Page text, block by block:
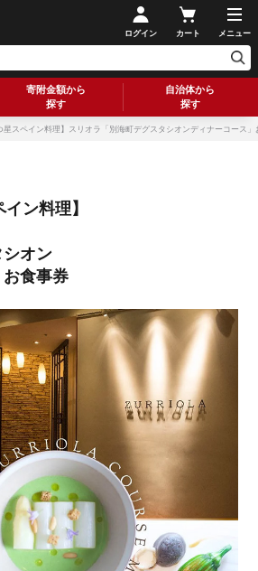
ログイン カート メニュー
寄附金額から
探す
自治体から
探す
星スペイン料理】スリオラ「別海町デグスタシオンディナーコース」
イン料理】
シオン
食事券